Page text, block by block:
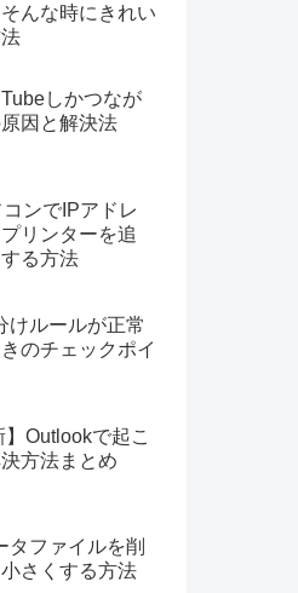
んな時にきれい
しかつなが
因と解決法
ンでIPアドレ
リンターを追
る方法
けルールが正常
のチェックポイ
】Outlookで起こ
方法まとめ
タファイルを削
さくする方法